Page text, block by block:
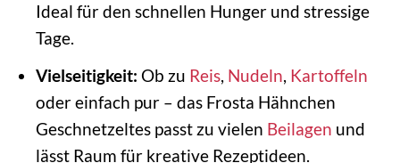
Ideal für den schnellen Hunger und stressige
Tage.
Vielseitigkeit: Ob zu Reis, Nudeln Kartoffeln
oder einfach pur – das Frosta Hähnchen
Geschnetzeltes passt zu vielen Beilagen und
lässt Raum für kreative Rezeptideen.